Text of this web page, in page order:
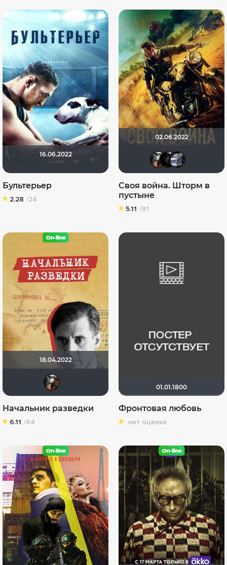
16.06.2022
Бультерьер
2.28 /24
02.06.2022
Своя война. Шторм в
пустыне
5.11 /91
18.04.2022
Начальник разведки
6.11 /64
01.01.1800
Фронтовая любовь
нет оценки